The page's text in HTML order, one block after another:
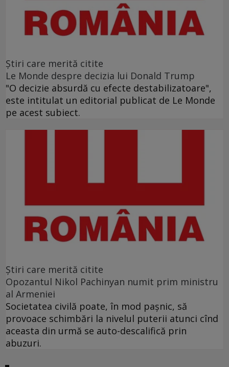
Ştiri care merită citite
Le Monde despre decizia lui Donald Trump
"O decizie absurdă cu efecte destabilizatoare",
este intitulat un editorial publicat de Le Monde
pe acest subiect.
Ştiri care merită citite
Opozantul Nikol Pachinyan numit prim ministru
al Armeniei
Societatea civilă poate, în mod paşnic, să
provoace schimbări la nivelul puterii atunci cînd
aceasta din urmă se auto-descalifică prin
abuzuri.